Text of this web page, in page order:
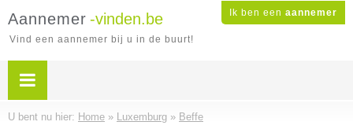
Ik ben een aannemer
Aannemer -vinden.be
Vind een aannemer bij u in de buurt!
U bent nu hier: Home » Luxemburg » Beffe